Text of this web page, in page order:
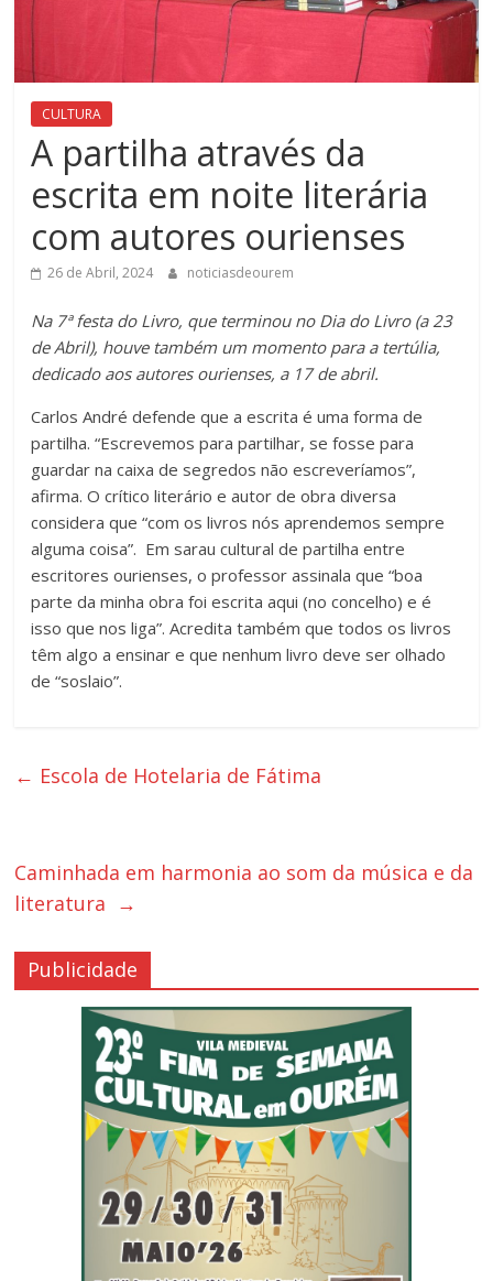
CULTURA
A partilha através da
escrita em noite literária
com autores ourienses
26 de Abril, 2024 noticiasdeourem
Na 7ª festa do Livro, que terminou no Dia do Livro (a 23
de Abril), houve também um momento para a tertúlia,
dedicado aos autores ourienses, a 17 de abril.
Carlos André defende que a escrita é uma forma de
partilha. “Escrevemos para partilhar, se fosse para
guardar na caixa de segredos não escreveríamos”,
afirma. O crítico literário e autor de obra diversa
considera que “com os livros nós aprendemos sempre
alguma coisa”. Em sarau cultural de partilha entre
escritores ourienses, o professor assinala que “boa
parte da minha obra foi escrita aqui (no concelho) e é
isso que nos liga”. Acredita também que todos os livros
têm algo a ensinar e que nenhum livro deve ser olhado
de “soslaio”.
← Escola de Hotelaria de Fátima
Caminhada em harmonia ao som da música e da
literatura →
Publicidade